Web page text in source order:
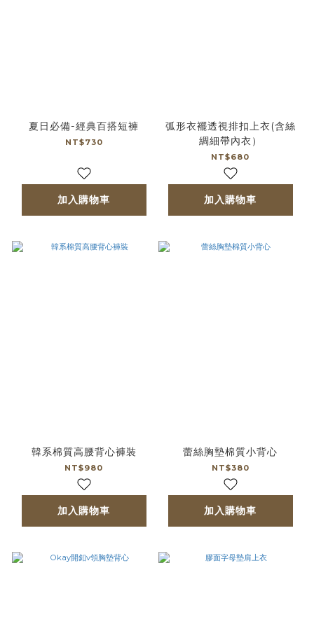
夏日必備-經典百搭短褲
NT$730
加入購物車
弧形衣襬透視排扣上衣(含絲
綢細帶內衣）
NT$680
加入購物車
韓系棉質高腰背心褲裝
NT$980
加入購物車
蕾絲胸墊棉質小背心
NT$380
加入購物車